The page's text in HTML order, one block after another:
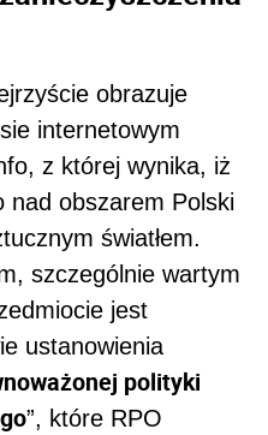
obrazuje
internetowym
z której wynika, iż
nad obszarem Polski
światłem.
szczególnie wartym
jest
ustanowienia
polityki
”, które RPO